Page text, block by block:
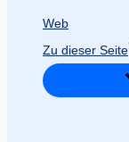
Web
Zu dieser Seite